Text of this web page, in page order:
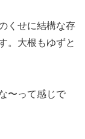
くせに結構な存
。大根もゆずと
〜って感じで